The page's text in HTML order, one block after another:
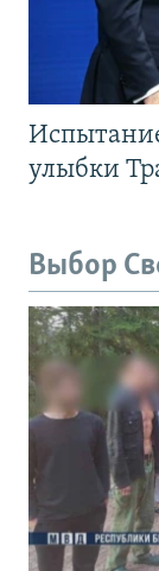
улыбки
Выбор